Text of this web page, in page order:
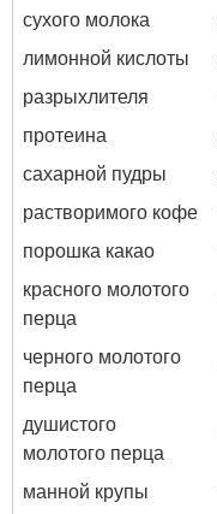
сухого молока
лимонной кислоты
разрыхлителя
протеина
сахарной пудры
растворимого кофе
порошка какао
красного молотого
перца
черного молотого
перца
душистого
молотого перца
манной крупы